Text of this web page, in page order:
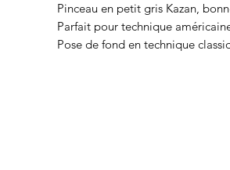
Pinceau en petit gris Kazan,
Parfait pour technique
Pose de fond en technique